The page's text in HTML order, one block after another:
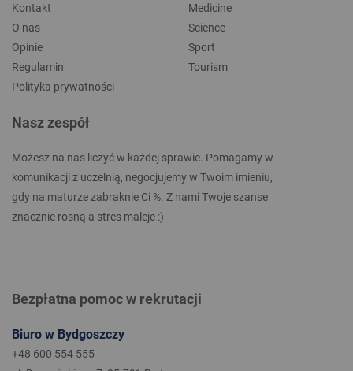
Kontakt
O nas
Opinie
Regulamin
Polityka prywatności
Medicine
Science
Sport
Tourism
Nasz zespół
Możesz na nas liczyć w każdej sprawie. Pomagamy w
komunikacji z uczelnią, negocjujemy w Twoim imieniu,
gdy na maturze zabraknie Ci %. Z nami Twoje szanse
znacznie rosną a stres maleje :)
Bezpłatna pomoc w rekrutacji
Biuro w Bydgoszczy
+48 600 554 555